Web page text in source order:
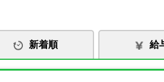
新着順 給